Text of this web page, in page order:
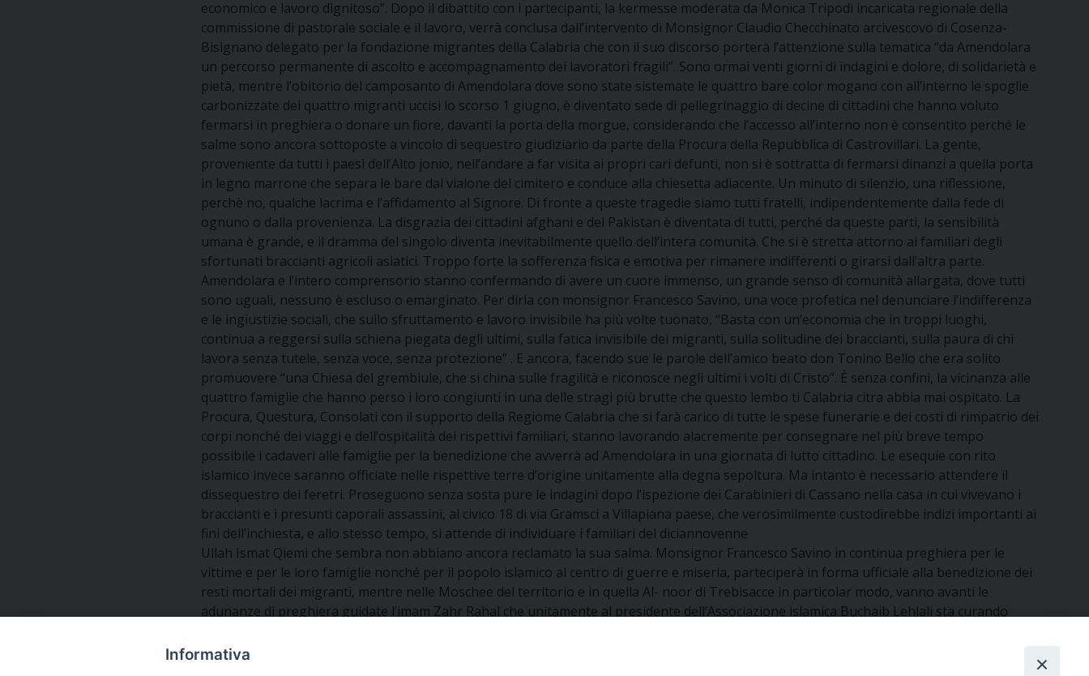
economico e lavoro dignitoso”. Dopo il dibattito con i partecipanti, la kermesse moderata da Monica Tripodi incaricata regionale della
commissione di pastorale sociale e il lavoro, verrà conclusa dall’intervento di Monsignor Claudio Checchinato arcivescovo di Cosenza-
Bisignano delegato per la fondazione migrantes della Calabria che con il suo discorso porterà l’attenzione sulla tematica “da Amendolara
un percorso permanente di ascolto e accompagnamento dei lavoratori fragili”. Sono ormai venti giorni di indagini e dolore, di solidarietà e
pietà, mentre l’obitorio del camposanto di Amendolara dove sono state sistemate le quattro bare color mogano con all’interno le spoglie
carbonizzate dei quattro migranti uccisi lo scorso 1 giugno, è diventato sede di pellegrinaggio di decine di cittadini che hanno voluto
fermarsi in preghiera o donare un fiore, davanti la porta della morgue, considerando che l’accesso all’interno non è consentito perché le
salme sono ancora sottoposte a vincolo di sequestro giudiziario da parte della Procura della Repubblica di Castrovillari. La gente,
proveniente da tutti i paesi dell’Alto jonio, nell’andare a far visita ai propri cari defunti, non si è sottratta di fermarsi dinanzi a quella porta
in legno marrone che separa le bare dal vialone del cimitero e conduce alla chiesetta adiacente. Un minuto di silenzio, una riflessione,
perchè no, qualche lacrima e l’affidamento al Signore. Di fronte a queste tragedie siamo tutti fratelli, indipendentemente dalla fede di
ognuno o dalla provenienza. La disgrazia dei cittadini afghani e del Pakistan è diventata di tutti, perché da queste parti, la sensibilità
umana è grande, e il dramma del singolo diventa inevitabilmente quello dell’intera comunità. Che si è stretta attorno ai familiari degli
sfortunati braccianti agricoli asiatici. Troppo forte la sofferenza fisica e emotiva per rimanere indifferenti o girarsi dall’altra parte.
Amendolara e l’intero comprensorio stanno confermando di avere un cuore immenso, un grande senso di comunità allargata, dove tutti
sono uguali, nessuno è escluso o emarginato. Per dirla con monsignor Francesco Savino, una voce profetica nel denunciare l’indifferenza
e le ingiustizie sociali, che sullo sfruttamento e lavoro invisibile ha più volte tuonato, “Basta con un’economia che in troppi luoghi,
continua a reggersi sulla schiena piegata degli ultimi, sulla fatica invisibile dei migranti, sulla solitudine dei braccianti, sulla paura di chi
lavora senza tutele, senza voce, senza protezione” . E ancora, facendo sue le parole dell’amico beato don Tonino Bello che era solito
promuovere “una Chiesa del grembiule, che si china sulle fragilità e riconosce negli ultimi i volti di Cristo”. È senza confini, la vicinanza alle
quattro famiglie che hanno perso i loro congiunti in una delle stragi più brutte che questo lembo ti Calabria citra abbia mai ospitato. La
Procura, Questura, Consolati con il supporto della Regiome Calabria che si farà carico di tutte le spese funerarie e dei costi di rimpatrio dei
corpi nonché dei viaggi e dell’ospitalità dei rispettivi familiari, stanno lavorando alacremente per consegnare nel più breve tempo
possibile i cadaveri alle famiglie per la benedizione che avverrà ad Amendolara in una giornata di lutto cittadino. Le esequie con rito
islamico invece saranno officiate nelle rispettive terre d’origine unitamente alla degna sepoltura. Ma intanto è necessario attendere il
dissequestro dei feretri. Proseguono senza sosta pure le indagini dopo l’ispezione dei Carabinieri di Cassano nella casa in cui vivevano i
braccianti e i presunti caporali assassini, al civico 18 di via Gramsci a Villapiana paese, che verosimilmente custodirebbe indizi importanti ai
fini dell’inchiesta, e allo stesso tempo, si attende di individuare i familiari del diciannovenne
Ullah Ismat Qiemi che sembra non abbiano ancora reclamato la sua salma. Monsignor Francesco Savino in continua preghiera per le
vittime e per le loro famiglie nonché per il popolo islamico al centro di guerre e miseria, parteciperà in forma ufficiale alla benedizione dei
resti mortali dei migranti, mentre nelle Moschee del territorio e in quella Al- noor di Trebisacce in particolar modo, vanno avanti le
adunanze di preghiera guidate l’imam Zahr Rahal che unitamente al presidente dell’Associazione islamica Buchaib Lehlali sta curando
defunti tragicamente periti in un rogo che ha portato all’arresto di Safeer Ahmed e Ali Raza, entrambi di 31 anni, presunti indiziati autori
Informativa